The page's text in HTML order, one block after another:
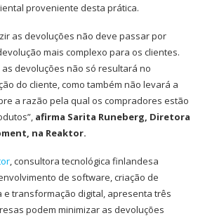
proveniente desta prática.
as devoluções não deve passar por
mais complexo para os clientes.
devoluções não só resultará no
do cliente, como também não levará a
a razão pela qual os compradores estão
afirma Sarita Runeberg, Diretora
na Reaktor.
, consultora tecnológica finlandesa
de software, criação de
e transformação digital, apresenta três
podem minimizar as devoluções